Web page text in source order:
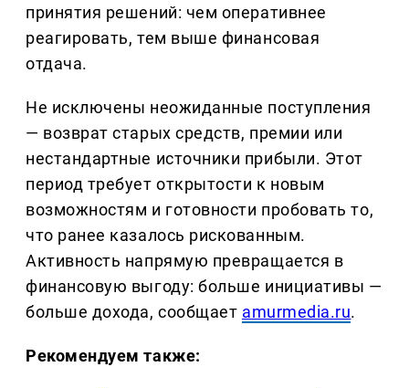
принятия решений: чем оперативнее
реагировать, тем выше финансовая
отдача.
Не исключены неожиданные поступления
— возврат старых средств, премии или
нестандартные источники прибыли. Этот
период требует открытости к новым
возможностям и готовности пробовать то,
что ранее казалось рискованным.
Активность напрямую превращается в
финансовую выгоду: больше инициативы —
больше дохода, сообщает amurmedia.ru.
Рекомендуем также: